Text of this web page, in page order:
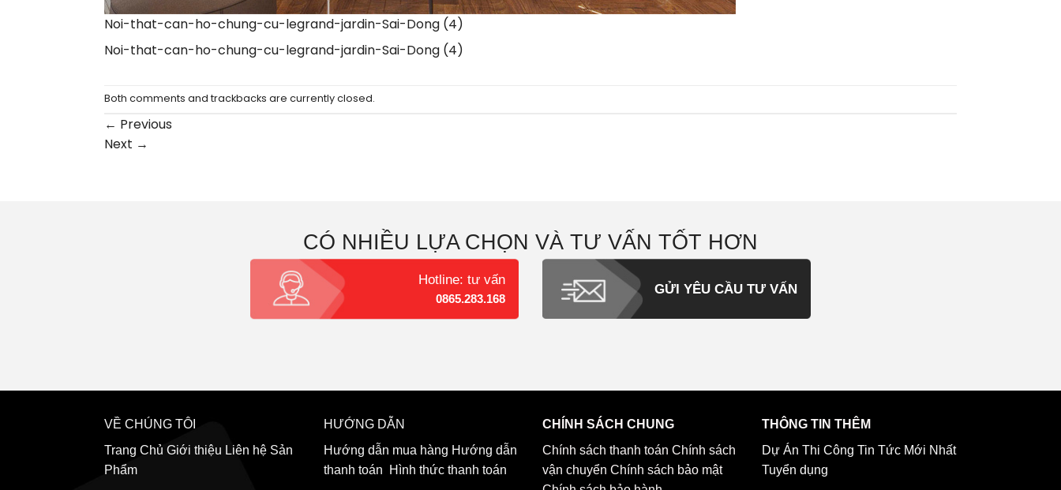
Noi-that-can-ho-chung-cu-legrand-jardin-Sai-Dong (4)
Noi-that-can-ho-chung-cu-legrand-jardin-Sai-Dong (4)
Both comments and trackbacks are currently closed.
← Previous
Next →
CÓ NHIỀU LỰA CHỌN VÀ TƯ VẤN TỐT HƠN
Hotline: tư vấn
0865.283.168
GỬI YÊU CẦU TƯ VẤN
VỀ CHÚNG TÔI
Trang Chủ Giới thiệu Liên hệ Sản
Phẩm
HƯỚNG DẪN
Hướng dẫn mua hàng Hướng dẫn
thanh toán
Hình thức thanh toán
CHÍNH SÁCH CHUNG
Chính sách thanh toán Chính sách
vận chuyển Chính sách bảo mật
THÔNG TIN THÊM
Dự Án Thi Công Tin Tức Mới Nhất
Tuyển dụng